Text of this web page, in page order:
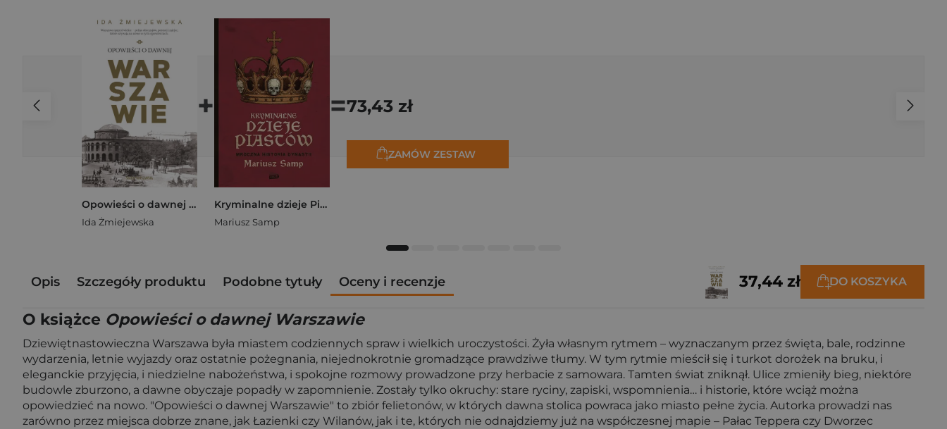
Opowieści o dawnej Warszawie
Ida Żmiejewska
+
Kryminalne dzieje Piastów. Mroczna historia dynastii
Mariusz Samp
=73,43 zł
ZAMÓW ZESTAW
Opis Szczegóły produktu Podobne tytuły Oceny i recenzje 37,44 zł DO KOSZYKA
O książce Opowieści o dawnej Warszawie
Dziewiętnastowieczna Warszawa była miastem codziennych spraw i wielkich uroczystości. Żyła własnym rytmem – wyznaczanym przez święta, bale, rodzinne
wydarzenia, letnie wyjazdy oraz ostatnie pożegnania, niejednokrotnie gromadzące prawdziwe tłumy. W tym rytmie mieścił się i turkot dorożek na bruku, i
eleganckie przyjęcia, i niedzielne nabożeństwa, i spokojne rozmowy prowadzone przy herbacie z samowara. Tamten świat zniknął. Ulice zmieniły bieg, niektóre
budowle zburzono, a dawne obyczaje popadły w zapomnienie. Zostały tylko okruchy: stare ryciny, zapiski, wspomnienia… i historie, które wciąż można
opowiedzieć na nowo. "Opowieści o dawnej Warszawie" to zbiór felietonów, w których dawna stolica powraca jako miasto pełne życia. Autorka prowadzi nas
zarówno przez miejsca dobrze znane, jak Łazienki czy Wilanów, jak i te, których nie odnajdziemy już na współczesnej mapie – Pałac Teppera czy Dworzec